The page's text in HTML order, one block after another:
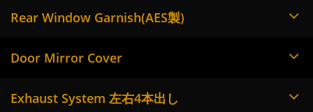
Rear Window Garnish(AES製)
Door Mirror Cover
Exhaust System 左右4本出し